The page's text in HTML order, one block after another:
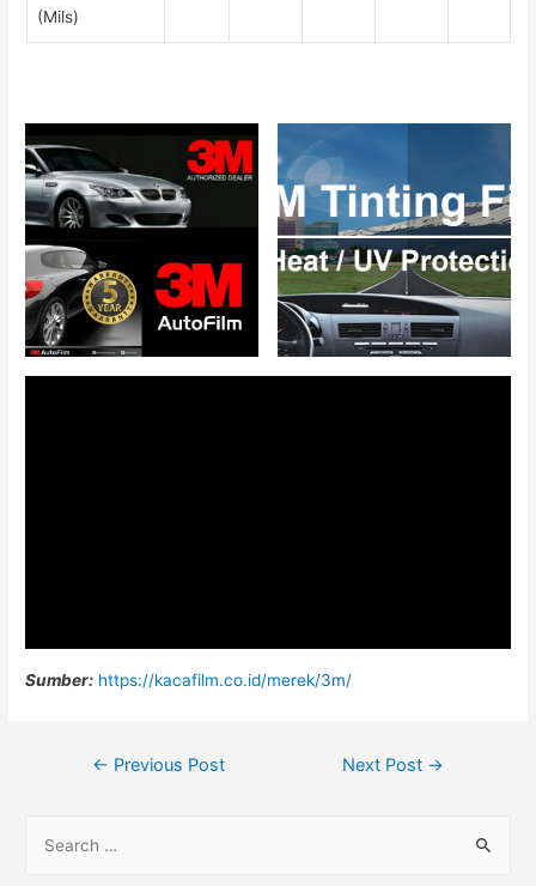
(Mils)
Sumber: https://kacafilm.co.id/merek/3m/
Post
← Previous Post Next Post →